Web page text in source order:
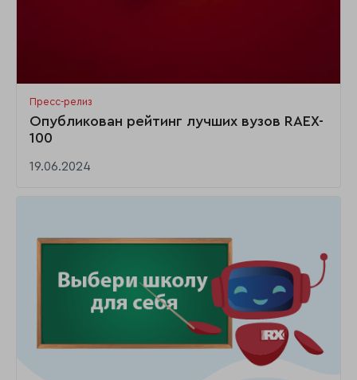
Пресс-релиз
Опубликован рейтинг лучших вузов RAEX-
100
19.06.2024